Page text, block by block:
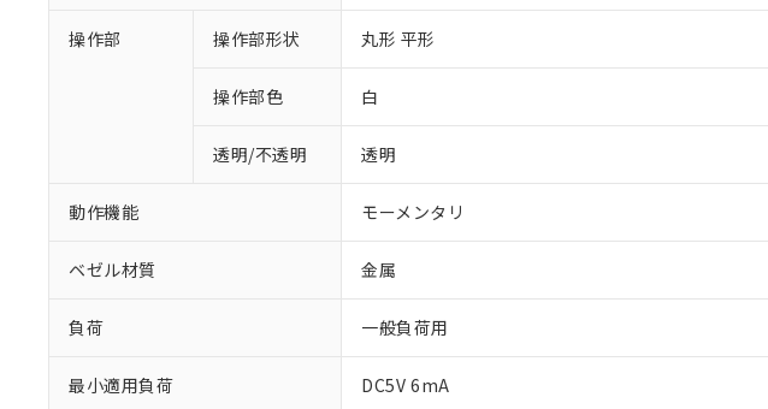
操作部 操作部形状 丸形 平形
操作部色 白
透明/不透明 透明
動作機能 モーメンタリ
ベゼル材質 金属
負荷 一般負荷用
最小適用負荷 DC5V 6mA
※1 対応状況